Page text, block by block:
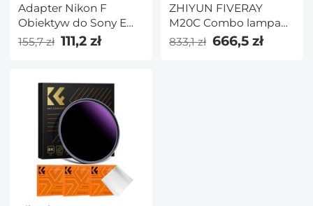
Adapter Nikon F
Obiektyw do Sony E
Mount Aparat
155,7 zł 111,2 zł
ZHIYUN FIVERAY
M20C Combo lampa
wideo RGB, 20W
oświetlenie oświetlenie
833,1 zł 666,5 zł